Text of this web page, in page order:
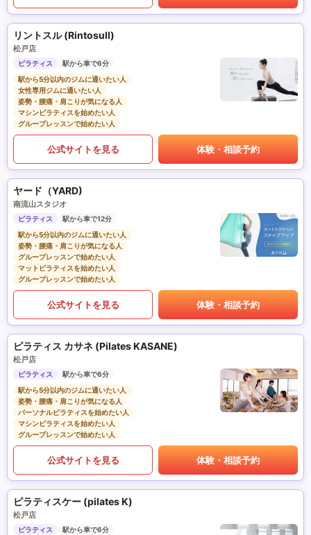
リントスル (Rintosull)
松戸店
ピラティス
駅から車で6分
駅から5分以内のジムに通いたい人
女性専用ジムに通いたい人
姿勢・腰痛・肩こりが気になる人
マシンピラティスを始めたい人
グループレッスンで始めたい人
公式サイトを見る 体験・相談予約
ヤード（YARD)
南流山スタジオ
ピラティス
駅から車で12分
駅から5分以内のジムに通いたい人
姿勢・腰痛・肩こりが気になる人
グループレッスンで始めたい人
マットピラティスを始めたい人
グループレッスンで始めたい人
公式サイトを見る 体験・相談予約
ピラティス カサネ (Pilates KASANE)
松戸店
ピラティス
駅から車で6分
駅から5分以内のジムに通いたい人
姿勢・腰痛・肩こりが気になる人
パーソナルピラティスを始めたい人
マシンピラティスを始めたい人
グループレッスンで始めたい人
公式サイトを見る 体験・相談予約
ピラティスケー (pilates K)
松戸店
ピラティス
駅から車で6分